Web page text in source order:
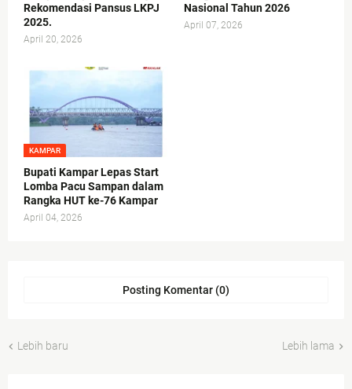
Rekomendasi Pansus LKPJ
2025.
April 20, 2026
Nasional Tahun 2026
April 07, 2026
KAMPAR
Bupati Kampar Lepas Start
Lomba Pacu Sampan dalam
Rangka HUT ke-76 Kampar
April 04, 2026
Posting Komentar (0)
Lebih baru Lebih lama